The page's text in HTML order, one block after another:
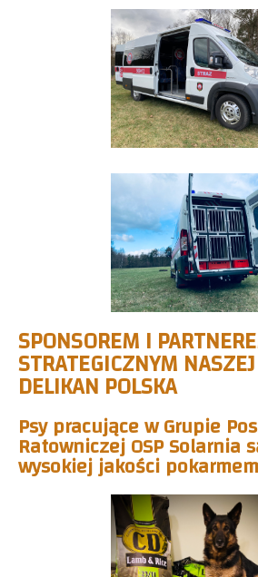
SPONSOREM I
STRATEGICZNYM
DELIKAN POLSKA
Psy pracujące w Grupie
Ratowniczej OSP Solarnia
wysokiej jakości